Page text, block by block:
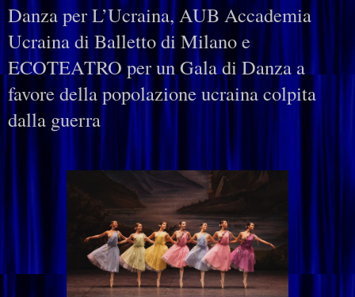
Danza per L’Ucraina, AUB Accademia
Ucraina di Balletto di Milano e
ECOTEATRO per un Gala di Danza a
favore della popolazione ucraina colpita
dalla guerra